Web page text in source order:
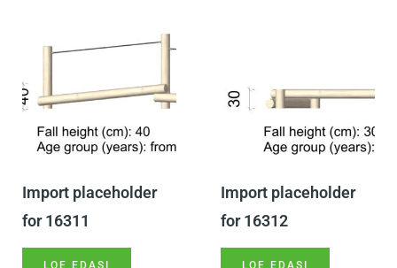
Import placeholder
for 16311
Import placeholder
for 16312